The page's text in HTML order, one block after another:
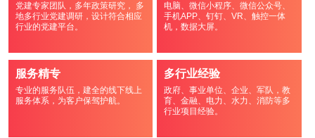
党建专家团队，多年政策研究， 多
地多行业党建调研，设计符合相应
行业的党建平台。
电脑、微信小程序、微信公众号、
手机APP、钉钉、VR、触控一体
机，数据大屏。
服务精专
专业的服务队伍，建全的线下线上
服务体系，为客户保驾护航。
多行业经验
政府、事业单位、企业、军队，教
育、金融、电力、水力、消防等多
行业项目经验。